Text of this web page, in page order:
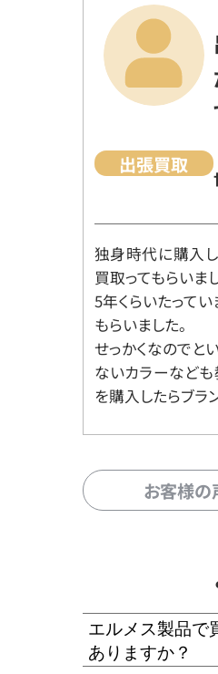
出張買取
独身時代に購入
買取ってもらいま
5年くらいたって
もらいました。
せっかくなのでと
ないカラーなども
を購入したらブラ
お客様
エルメス製品で
ありますか？